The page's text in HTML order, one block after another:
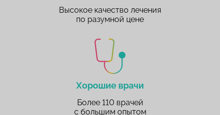
Высокое качество лечения
по разумной цене
Хорошие врачи
Более 110 врачей
с большим опытом